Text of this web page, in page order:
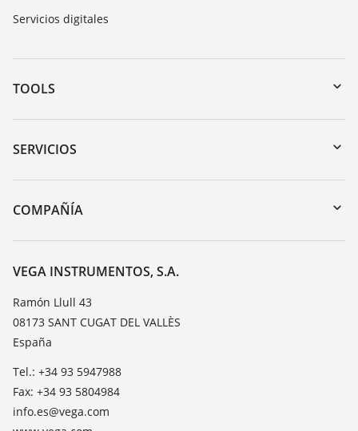
Servicios digitales
TOOLS
Zona de descarga
Búsqueda por número de serie
DTM Collection/PACTware
SERVICIOS
Devolución de instrumentos
Cursos de formacion
Lista de resistencias
TeamViewer
COMPAÑÍA
Acerca de VEGA
Contacto
Notícias
Prensa
Blog
VEGA INSTRUMENTOS, S.A.
Ramón Llull 43
08173 SANT CUGAT DEL VALLÈS
España
Tel.: +34 93 5947988
Fax: +34 93 5804984
info.es@vega.com